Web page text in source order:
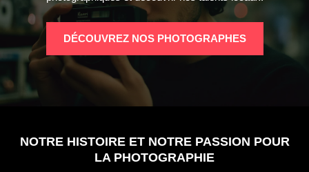
DÉCOUVREZ NOS PHOTOGRAPHES
NOTRE HISTOIRE ET NOTRE PASSION POUR
LA PHOTOGRAPHIE